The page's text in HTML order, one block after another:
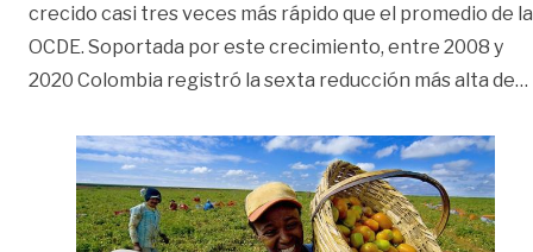
crecido casi tres veces más rápido que el promedio de la
OCDE. Soportada por este crecimiento, entre 2008 y
2020 Colombia registró la sexta reducción más alta de…